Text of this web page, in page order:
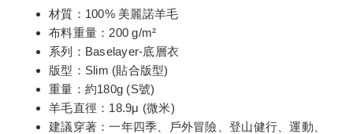
材質：100% 美麗諾羊毛
布料重量：200 g/m²
系列：Baselayer-底層衣
版型：Slim (貼合版型)
重量：約180g (S號)
羊毛直徑：18.9μ (微米)
建議穿著：一年四季、戶外冒險、登山健行、運動、